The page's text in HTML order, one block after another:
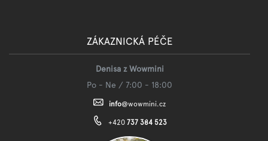
ZÁKAZNICKÁ PÉČE
Denisa z Wowmini
Po - Ne / 7:00 - 18:00
info@wowmini.cz
+420 737 384 523